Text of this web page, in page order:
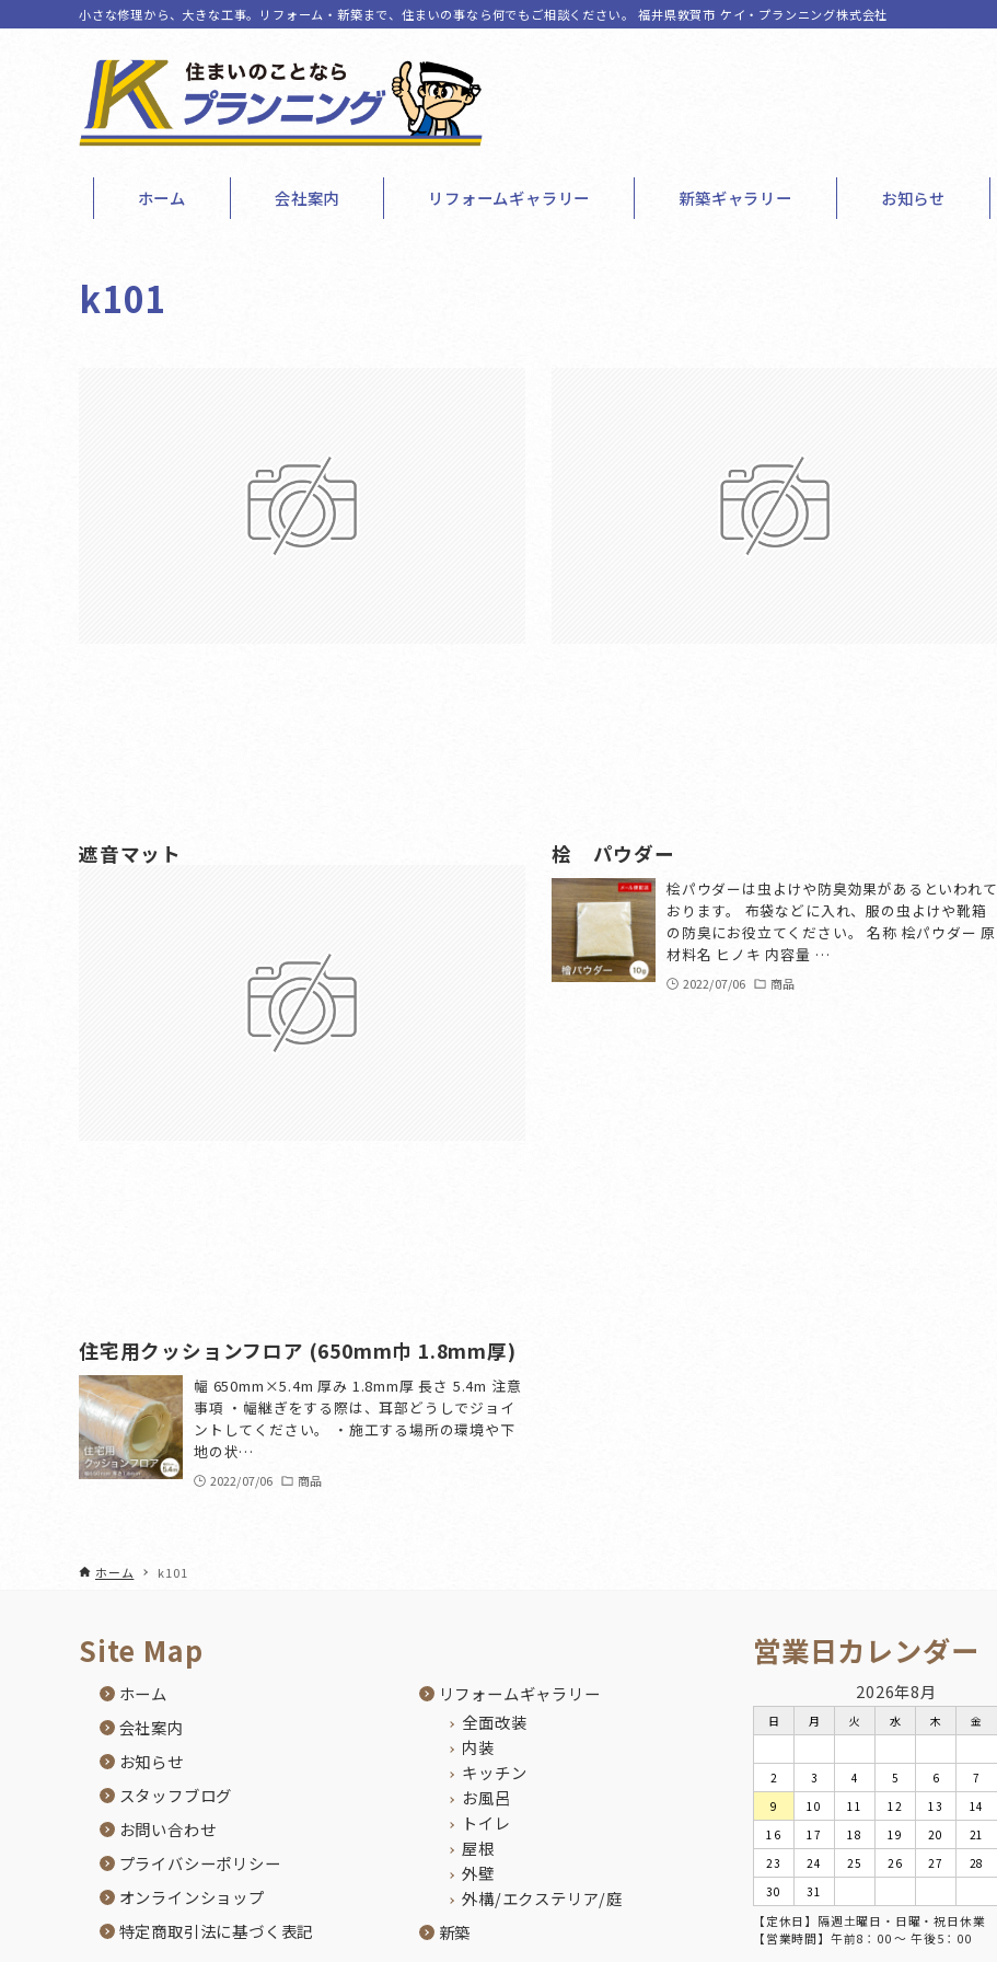
小さな修理から、大きな工事。リフォーム・新築まで、住まいの事なら何でもご相談ください。 福井県敦賀市 ケイ・プランニング株式会社
ホーム 会社案内 リフォームギャラリー 新築ギャラリー お知らせ
k101
遮音マット
商品
桧 パウダー
桧パウダーは虫よけや防臭効果があるといわれて
おります。 布袋などに入れ、服の虫よけや靴箱
の防臭にお役立てください。 名称 桧パウダー 原
材料名 ヒノキ 内容量 …
2022/07/06 商品
住宅用クッションフロア (650mm巾 1.8mm厚)
幅 650mm×5.4m 厚み 1.8mm厚 長さ 5.4m 注意
事項 ・幅継ぎをする際は、耳部どうしでジョイ
ントしてください。 ・施工する場所の環境や下
地の状…
2022/07/06 商品
ホーム k101
Site Map
ホーム
会社案内
お知らせ
スタッフブログ
お問い合わせ
プライバシーポリシー
オンラインショップ
特定商取引法に基づく表記
リフォームギャラリー
全面改装
内装
キッチン
お風呂
トイレ
屋根
外壁
外構/エクステリア/庭
新築
営業日カレンダー
2026年8月
日 月 火 水 木 金
2
3 4 5 6 7
9
10 11 12 13 14
16
17 18 19 20 21
23
24 25 26 27 28
30
31
【定休日】隔週土曜日・日曜・祝日休業
【営業時間】午前8：00 ～ 午後5：00